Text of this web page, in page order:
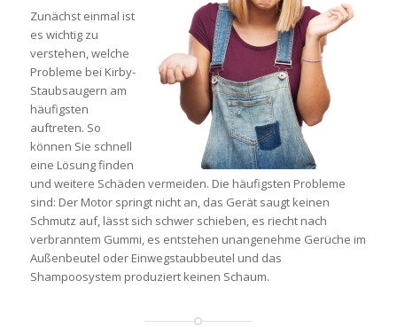
Zunächst einmal ist
es wichtig zu
verstehen, welche
Probleme bei Kirby-
Staubsaugern am
häufigsten
auftreten. So
können Sie schnell
eine Lösung finden
und weitere Schäden vermeiden. Die häufigsten Probleme
sind: Der Motor springt nicht an, das Gerät saugt keinen
Schmutz auf, lässt sich schwer schieben, es riecht nach
verbranntem Gummi, es entstehen unangenehme Gerüche im
Außenbeutel oder Einwegstaubbeutel und das
Shampoosystem produziert keinen Schaum.